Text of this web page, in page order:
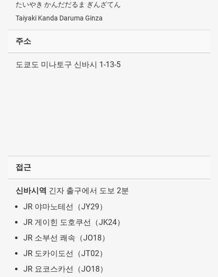
たいやき かんだだるま ぎんざてん
Taiyaki Kanda Daruma Ginza
주소
도쿄도 미나토구 신바시 1-13-5
접근
신바시역 긴자 출구에서 도보 2분
JR 야마노테선（JY29）
JR 게이힌 도호쿠선（JK24）
JR 소부선 쾌속（JO18）
JR 도카이도선（JT02）
JR 요코스카선（JO18）